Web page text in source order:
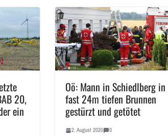
20,
ein
Oö: Mann in Schiedlberg in
fast 24m tiefen Brunnen
gestürzt und getötet
2. August 2020 0